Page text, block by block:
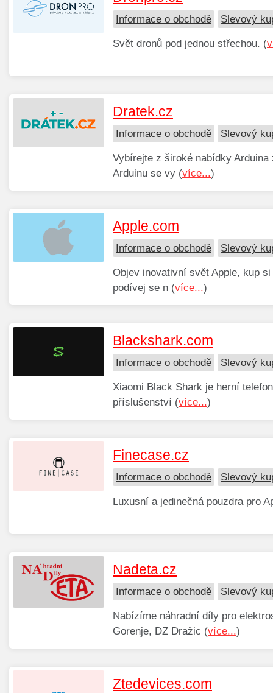
Informace o obchodě Slevový
Svět dronů pod jednou střechou. (
Dratek.cz
Informace o obchodě Slevový
Vybírejte z široké nabídky
Arduinu se vy (více...)
Apple.com
Informace o obchodě Slevový
Objev inovativní svět Apple, kup
podívej se n (více...)
Blackshark.com
Informace o obchodě Slevový
Xiaomi Black Shark je herní
příslušenství (více...)
Finecase.cz
Informace o obchodě Slevový
Luxusní a jedinečná pouzdra pro
Nadeta.cz
Informace o obchodě Slevový
Nabízíme náhradní díly pro
Gorenje, DZ Dražic (více...)
Ztedevices.com